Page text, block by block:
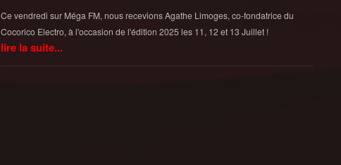
Ce vendredi sur Méga FM, nous recevions Agathe Limoges, co-fondatrice du
Cocorico Electro, à l'occasion de l'édition 2025 les 11, 12 et 13 Juillet !
lire la suite...